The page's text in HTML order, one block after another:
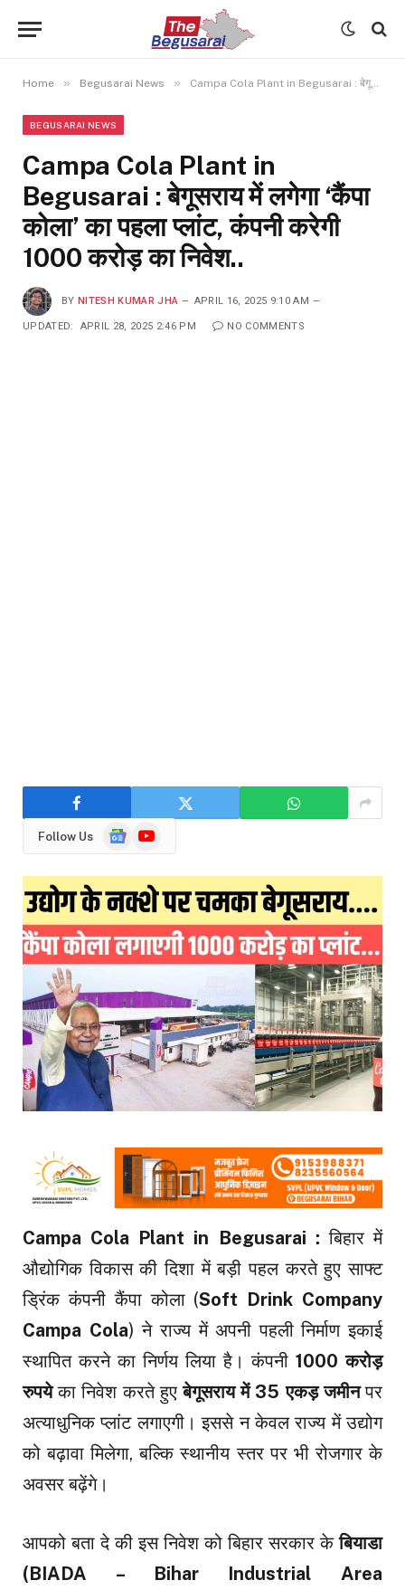
Home » Begusarai News » Campa Cola Plant in Begusarai : बेगूसराय में लगेगा ‘कैंपा कोला’ का पहला प्लांट, कंपनी करेगी 1000 करोड़ का निवेश..
BEGUSARAI NEWS
Campa Cola Plant in
Begusarai : बेगूसराय में लगेगा ‘कैंपा
कोला’ का पहला प्लांट, कंपनी करेगी
1000 करोड़ का निवेश..
BY NITESH KUMAR JHA APRIL 16, 2025 9:10 AM
UPDATED: APRIL 28, 2025 2:46 PM NO COMMENTS
Follow Us
GoogleYouTube
Campa Cola Plant in Begusarai :बिहार में
औद्योगिक विकास की दिशा में बड़ी पहल करते हुए साफ्ट
ड्रिंक कंपनी कैंपा कोला (Soft Drink Company
Campa Cola) ने राज्य में अपनी पहली निर्माण इकाई
स्थापित करने का निर्णय लिया है। कंपनी 1000 करोड़
रुपयेका निवेश करते हुएबेगूसराय में 35 एकड़ जमीनपर
अत्याधुनिक प्लांट लगाएगी। इससे न केवल राज्य में उद्योग
को बढ़ावा मिलेगा, बल्कि स्थानीय स्तर पर भी रोजगार के
अवसर बढ़ेंगे।
आपको बता दे की इस निवेश को बिहार सरकार केबियाडा
(BIADA – Bihar Industrial Area